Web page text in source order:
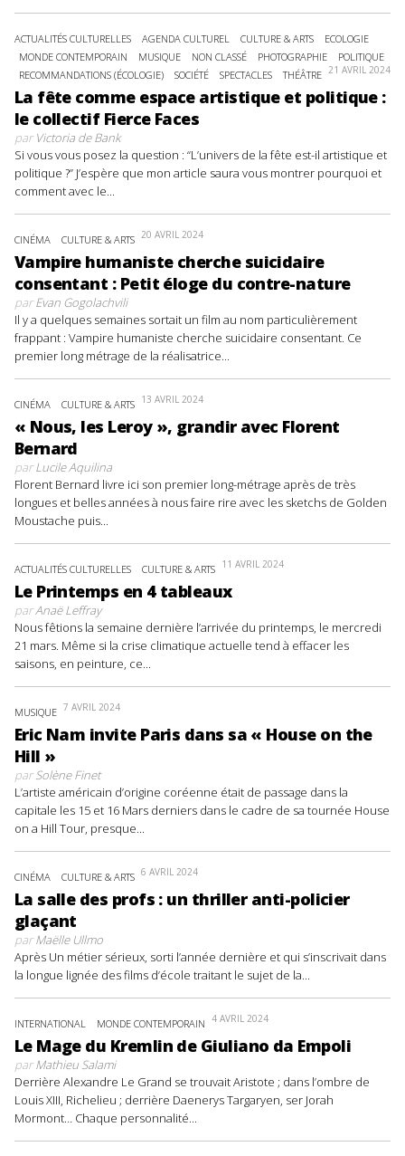
ACTUALITÉS CULTURELLES AGENDA CULTUREL CULTURE & ARTS
ECOLOGIE
MONDE CONTEMPORAIN
MUSIQUE NON CLASSÉ PHOTOGRAPHIE
POLITIQUE
RECOMMANDATIONS (ÉCOLOGIE)
SOCIÉTÉ SPECTACLES THÉÂTRE 21 AVRIL 2024
La fête comme espace artistique et politique :
le collectif Fierce Faces
parVictoria de Bank
Si vous vous posez la question : “L’univers de la fête est-il artistique et
politique ?” J’espère que mon article saura vous montrer pourquoi et
comment avec le...
CINÉMA CULTURE & ARTS 20 AVRIL 2024
Vampire humaniste cherche suicidaire
consentant : Petit éloge du contre-nature
parEvan Gogolachvili
Il y a quelques semaines sortait un film au nom particulièrement
frappant : Vampire humaniste cherche suicidaire consentant. Ce
premier long métrage de la réalisatrice...
CINÉMA CULTURE & ARTS 13 AVRIL 2024
« Nous, les Leroy », grandir avec Florent
Bernard
parLucile Aquilina
Florent Bernard livre ici son premier long-métrage après de très
longues et belles années à nous faire rire avec les sketchs de Golden
Moustache puis...
ACTUALITÉS CULTURELLES CULTURE & ARTS 11 AVRIL 2024
Le Printemps en 4 tableaux
parAnaë Leffray
Nous fêtions la semaine dernière l’arrivée du printemps, le mercredi
21 mars. Même si la crise climatique actuelle tend à effacer les
saisons, en peinture, ce...
MUSIQUE 7 AVRIL 2024
Eric Nam invite Paris dans sa « House on the
Hill »
parSolène Finet
L’artiste américain d’origine coréenne était de passage dans la
capitale les 15 et 16 Mars derniers dans le cadre de sa tournée House
on a Hill Tour, presque...
CINÉMA CULTURE & ARTS 6 AVRIL 2024
La salle des profs : un thriller anti-policier
glaçant
parMaëlle Ullmo
Après Un métier sérieux, sorti l’année dernière et qui s’inscrivait dans
la longue lignée des films d’école traitant le sujet de la...
INTERNATIONAL MONDE CONTEMPORAIN 4 AVRIL 2024
Le Mage du Kremlin de Giuliano da Empoli
parMathieu Salami
Derrière Alexandre Le Grand se trouvait Aristote ; dans l’ombre de
Louis XIII, Richelieu ; derrière Daenerys Targaryen, ser Jorah
Mormont… Chaque personnalité...